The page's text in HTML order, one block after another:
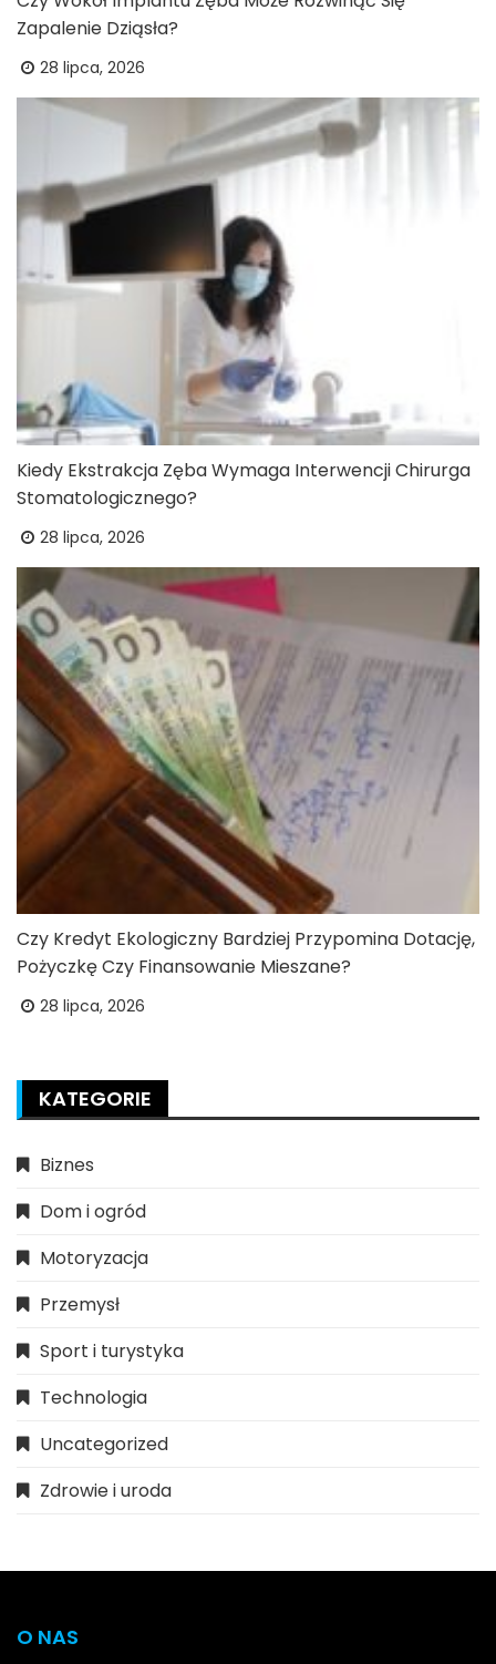
Zapalenie Dziąsła?
28 lipca, 2026
Kiedy Ekstrakcja Zęba Wymaga Interwencji Chirurga
Stomatologicznego?
28 lipca, 2026
Czy Kredyt Ekologiczny Bardziej Przypomina Dotację,
Pożyczkę Czy Finansowanie Mieszane?
28 lipca, 2026
KATEGORIE
Biznes
Dom i ogród
Motoryzacja
Przemysł
Sport i turystyka
Technologia
Uncategorized
Zdrowie i uroda
O NAS